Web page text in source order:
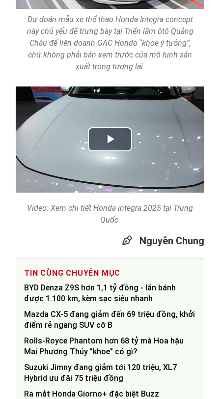
Dự đoán mẫu xe thể thao Honda Integra concept
này chủ yếu để trưng bày tại Triển lãm ôtô Quảng
Châu để liên doanh GAC Honda “khoe ý tưởng”,
chứ không phải bản xem trước của mô hình sản
xuất trong tương lai.
Play
Video: Xem chi tiết Honda integra 2025 tại Trung
Quốc.
Nguyễn Chung
TIN CÙNG CHUYÊN MỤC
BYD Denza Z9S hơn 1,1 tỷ đồng - lăn bánh
được 1.100 km, kèm sạc siêu nhanh
Mazda CX-5 đang giảm đến 69 triệu đồng, khởi
điểm rẻ ngang SUV cỡ B
Rolls-Royce Phantom hơn 68 tỷ mà Hoa hậu
Mai Phương Thúy "khoe" có gì?
Suzuki Jimny đang giảm tới 120 triệu, XL7
Hybrid ưu đãi 75 triệu đồng
Ra mắt Honda Giorno+ đặc biệt Buzz